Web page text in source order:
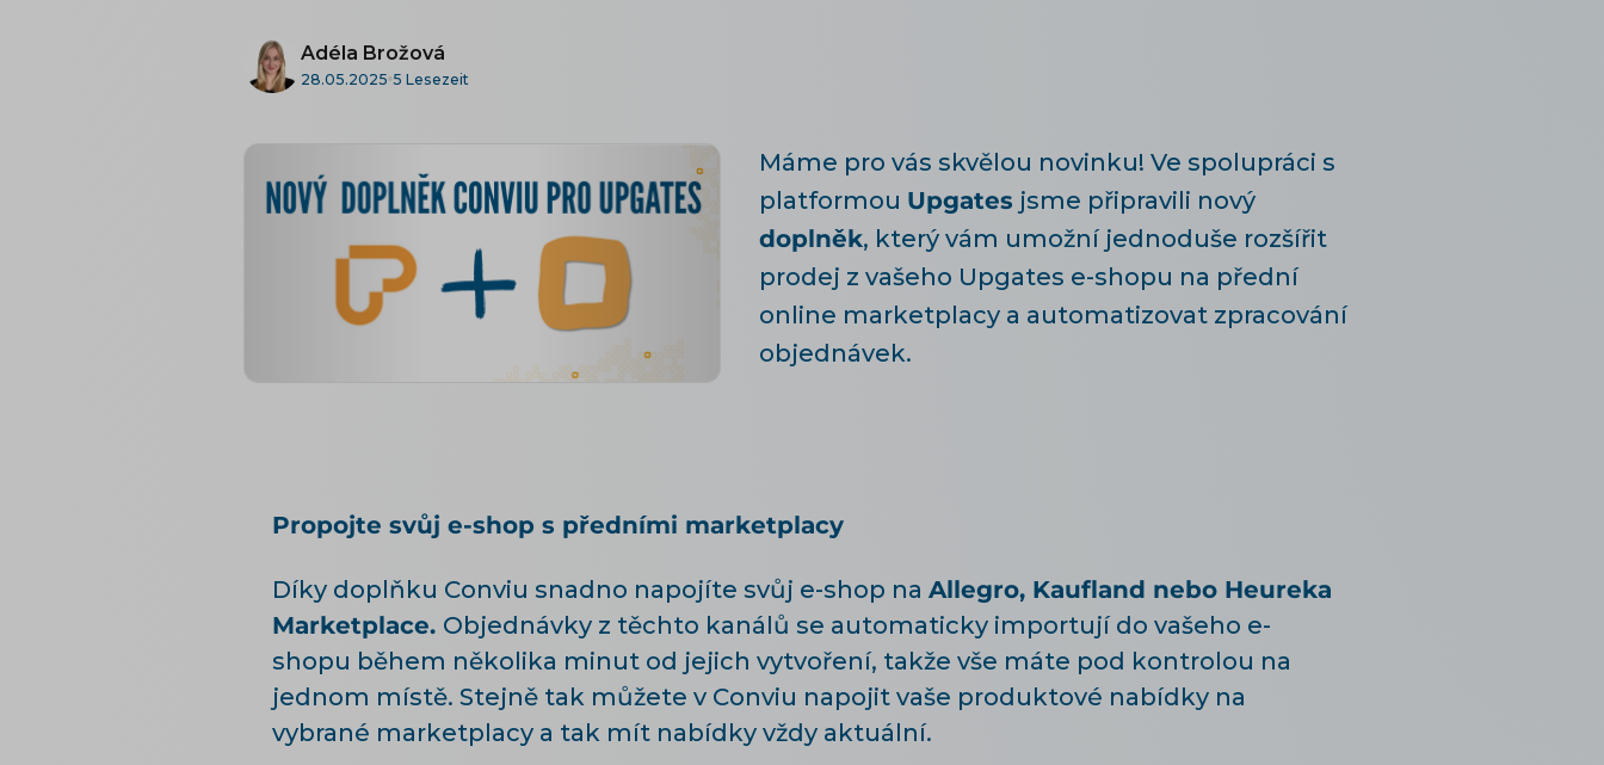
Adéla Brožová
28.05.2025 5 Lesezeit
Máme pro vás skvělou novinku! Ve spolupráci s
platformou Upgates jsme připravili nový
doplněk, který vám umožní jednoduše rozšířit
prodej z vašeho Upgates e-shopu na přední
online marketplacy a automatizovat zpracování
objednávek.
Propojte svůj e-shop s předními marketplacy
Díky doplňku Conviu snadno napojíte svůj e-shop na Allegro, Kaufland nebo Heureka
Marketplace. Objednávky z těchto kanálů se automaticky importují do vašeho e-
shopu během několika minut od jejich vytvoření, takže vše máte pod kontrolou na
jednom místě. Stejně tak můžete v Conviu napojit vaše produktové nabídky na
vybrané marketplacy a tak mít nabídky vždy aktuální.